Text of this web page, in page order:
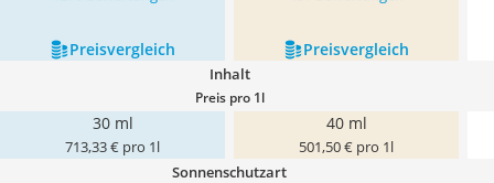
Preis­vergleich Preis­vergleich
Inhalt
Preis pro 1l
30 ml
713,33 € pro 1l
40 ml
501,50 € pro 1l
Sonnenschutzart